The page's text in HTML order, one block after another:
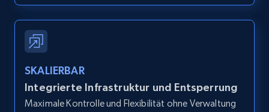
IsCurrentSignedInAgentResponsible, Bedrooms,
and more.
12K+ 1.3K+ Gratis testen
SKALIERBAR
Integrierte Infrastruktur und Entsperrung
Maximale Kontrolle und Flexibilität ohne Verwaltung